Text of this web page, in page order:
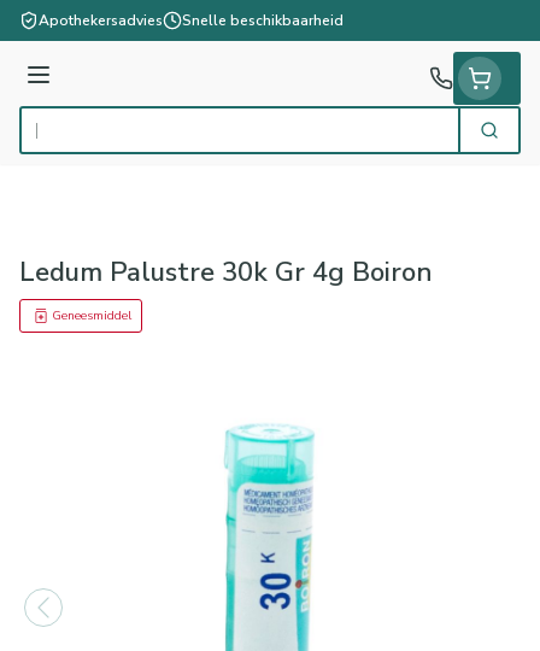
Ga naar de inhoud
Apothekersadvies Snelle beschikbaarheid
Menu
Product, merk, categorie... Zoek
Ledum Palustre 30k Gr 4g Boiron
Geneesmiddel